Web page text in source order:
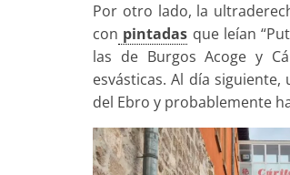
Por otro lado, la
con pintadas que leían
las de Burgos Acoge y
esvásticas. Al día
del Ebro y probablemente